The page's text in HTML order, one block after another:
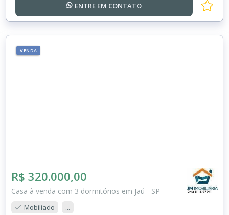
ENTRE EM CONTATO
VENDA
R$ 320.000,00
Casa à venda com 3 dormitórios em Jaú - SP
Mobiliado ...